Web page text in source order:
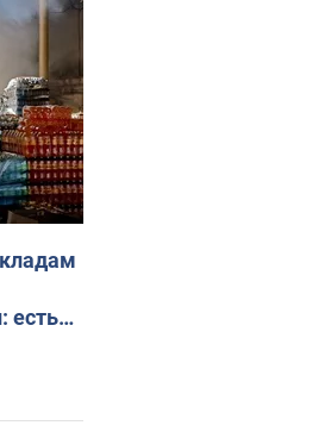
есть